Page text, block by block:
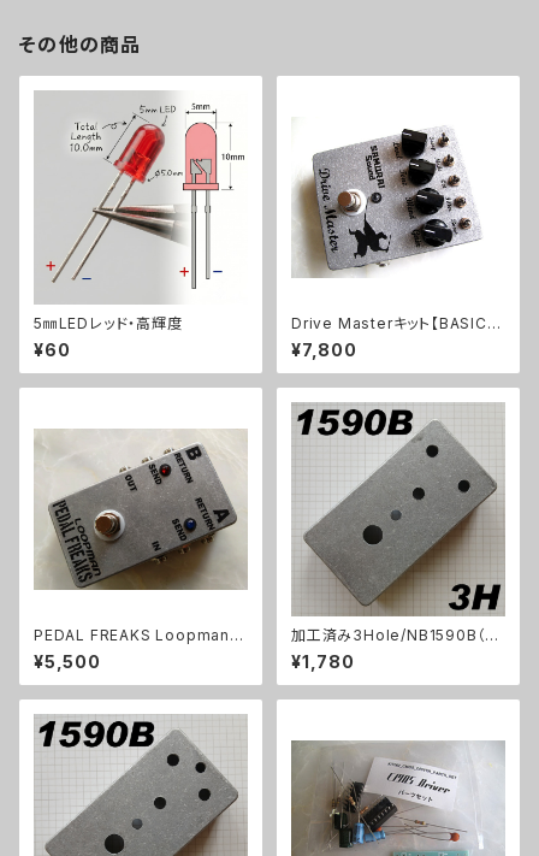
その他の商品
5㎜LEDレッド・高輝度
¥60
Drive Masterキット【BASIC K
IT】
¥7,800
PEDAL FREAKS Loopman 2
Loopキット
¥5,500
加工済み3Hole/NB1590B（11
2x61x32mm）アルミダイキャス
トケース
¥1,780